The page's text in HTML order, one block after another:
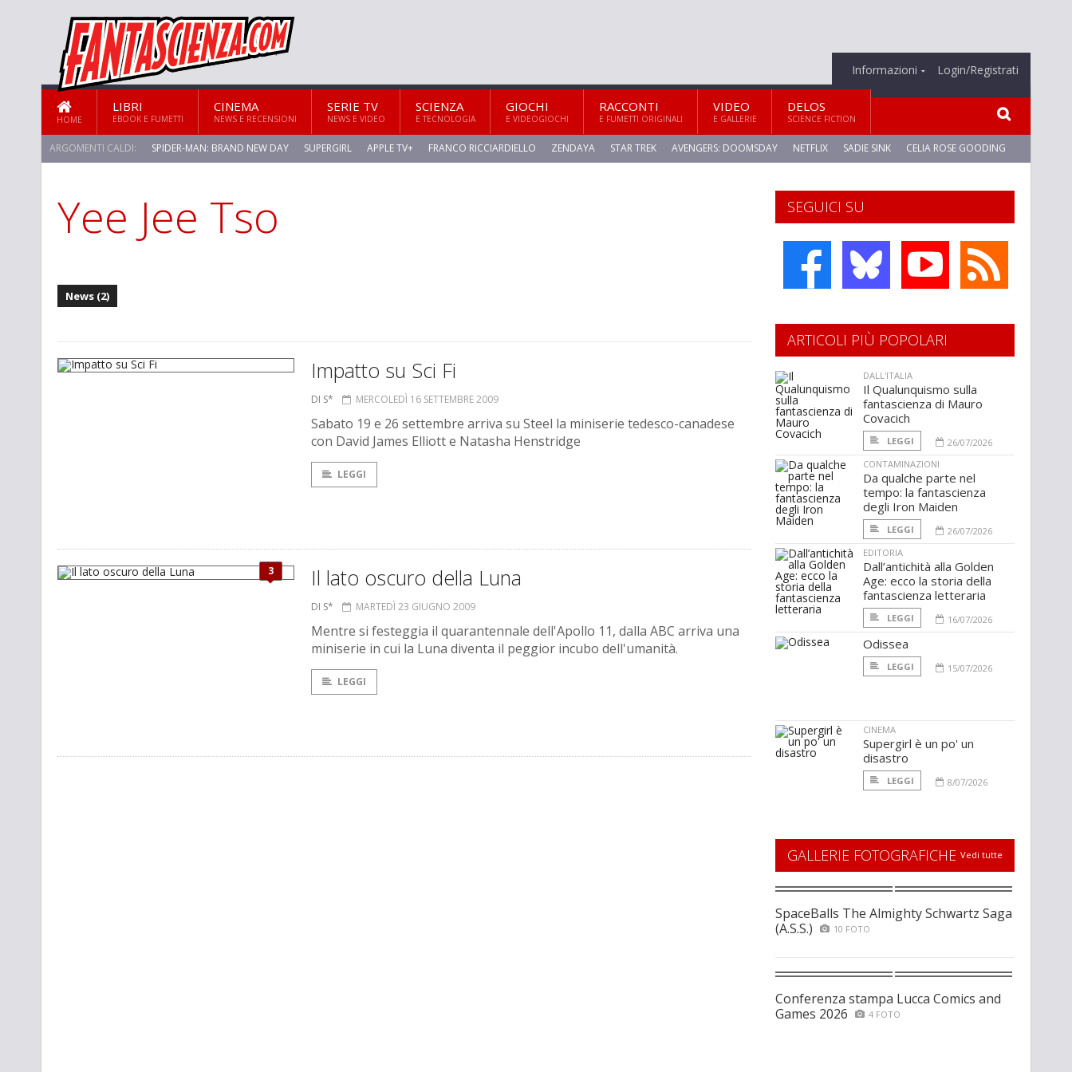
Informazioni Login/Registrati
HOME
LIBRI
EBOOK E FUMETTI
CINEMA
NEWS E RECENSIONI
SERIE TV
NEWS E VIDEO
SCIENZA
E TECNOLOGIA
GIOCHI
E VIDEOGIOCHI
RACCONTI
E FUMETTI ORIGINALI
VIDEO
E GALLERIE
DELOS
SCIENCE FICTION
ARGOMENTI CALDI: SPIDER-MAN: BRAND NEW DAY SUPERGIRL APPLE TV+ FRANCO RICCIARDIELLO ZENDAYA STAR TREK AVENGERS: DOOMSDAY NETFLIX SADIE SINK CELIA ROSE GOODING
Yee Jee Tso
News (2)
Impatto su Sci Fi
DI S* MERCOLEDÌ 16 SETTEMBRE 2009
Sabato 19 e 26 settembre arriva su Steel la miniserie tedesco-canadese
con David James Elliott e Natasha Henstridge
LEGGI
3 Il lato oscuro della Luna
DI S* MARTEDÌ 23 GIUGNO 2009
Mentre si festeggia il quarantennale dell'Apollo 11, dalla ABC arriva una
miniserie in cui la Luna diventa il peggior incubo dell'umanità.
LEGGI
SEGUICI SU
ARTICOLI PIÙ POPOLARI
DALL'ITALIA
Il Qualunquismo sulla
fantascienza di Mauro
Covacich
LEGGI
26/07/2026
CONTAMINAZIONI
Da qualche parte nel
tempo: la fantascienza
degli Iron Maiden
LEGGI
26/07/2026
EDITORIA
Dall’antichità alla Golden
Age: ecco la storia della
fantascienza letteraria
LEGGI 16/07/2026
Odissea
LEGGI 15/07/2026
CINEMA
Supergirl è un po' un
disastro
LEGGI 8/07/2026
GALLERIE FOTOGRAFICHE Vedi tutte
SpaceBalls The Almighty Schwartz Saga
(A.S.S.)
10 FOTO
Conferenza stampa Lucca Comics and
Games 2026
4 FOTO